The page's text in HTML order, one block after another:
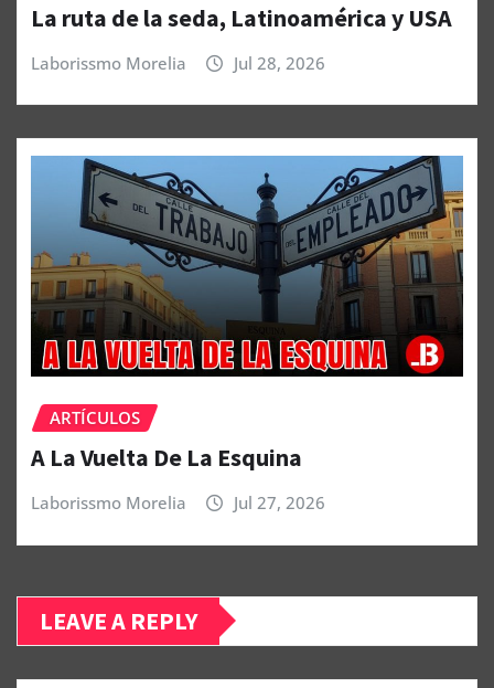
La ruta de la seda, Latinoamérica y USA
Laborissmo Morelia Jul 28, 2026
ARTÍCULOS
A La Vuelta De La Esquina
Laborissmo Morelia Jul 27, 2026
LEAVE A REPLY